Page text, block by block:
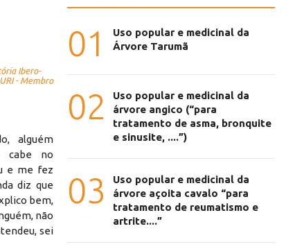
Ibero-
- Membro
alguém
cabe no
e me fez
diz que
bem,
não
sei
01
Uso popular e medicinal da
Árvore Tarumã
02
Uso popular e medicinal da
árvore angico (“para
tratamento de asma, bronquite
e sinusite, ....”)
03
Uso popular e medicinal da
árvore açoita cavalo “para
tratamento de reumatismo e
artrite....”